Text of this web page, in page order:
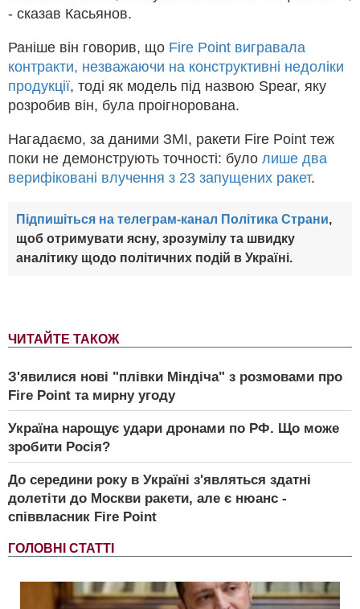
ЧИТАЙТЕ ТАКОЖ
З'явилися нові "плівки Міндіча" з розмовами про
Fire Point та мирну угоду
Україна нарощує удари дронами по РФ. Що може
зробити Росія?
До середини року в Україні з'являться здатні
долетіти до Москви ракети, але є нюанс -
співвласник Fire Point
- сказав Касьянов.
Раніше він говорив, що Fire Point вигравала
контракти, незважаючи на конструктивні недоліки
продукції, тоді як модель під назвою Spear, яку
розробив він, була проігнорована.
Нагадаємо, за даними ЗМІ, ракети Fire Point теж
поки не демонструють точності: було лише два
верифіковані влучення з 23 запущених ракет.
Підпишіться на телеграм-канал Політика Страни,
щоб отримувати ясну, зрозумілу та швидку
аналітику щодо політичних подій в Україні.
ГОЛОВНІ СТАТТІ